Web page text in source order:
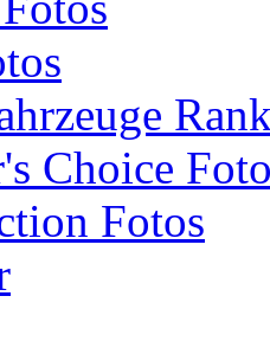
Choice
Fotos